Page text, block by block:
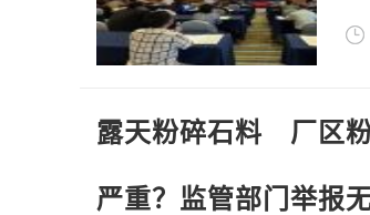
露天粉碎石料 厂区
严重？监管部门举报